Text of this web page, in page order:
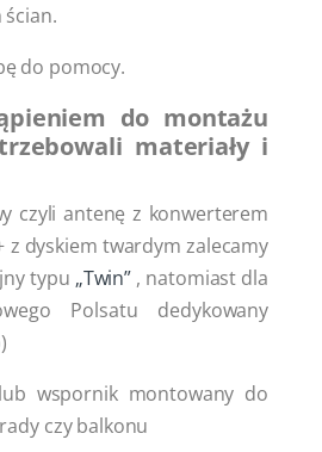
do pomocy.
do montażu
materiały i
czyli antenę z konwerterem
z dyskiem twardym zalecamy
typu „Twin” , natomiast dla
Polsatu dedykowany
)
wspornik montowany do
czy balkonu